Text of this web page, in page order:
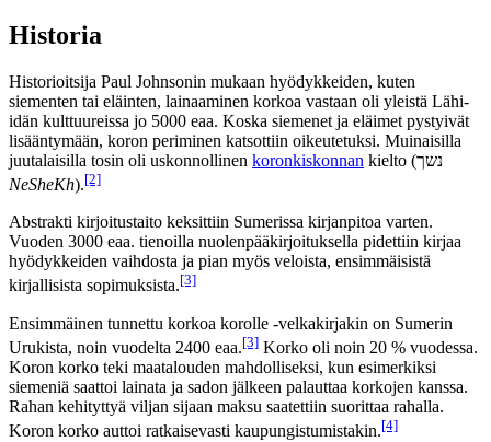
Historia
Historioitsija Paul Johnsonin mukaan hyödykkeiden, kuten
siementen tai eläinten, lainaaminen korkoa vastaan oli yleistä Lähi-
idän kulttuureissa jo 5000 eaa. Koska siemenet ja eläimet pystyivät
lisääntymään, koron periminen katsottiin oikeutetuksi. Muinaisilla
juutalaisilla tosin oli uskonnollinen koronkiskonnan
kielto (נשך
NeSheKh).[2]
Abstrakti kirjoitustaito keksittiin Sumerissa kirjanpitoa varten.
Vuoden 3000 eaa. tienoilla nuolenpääkirjoituksella pidettiin kirjaa
hyödykkeiden vaihdosta ja pian myös veloista, ensimmäisistä
kirjallisista sopimuksista.[3]
Ensimmäinen tunnettu korkoa korolle -velkakirjakin on Sumerin
Urukista, noin vuodelta 2400 eaa.[3] Korko oli noin 20 % vuodessa.
Koron korko teki maatalouden mahdolliseksi, kun esimerkiksi
siemeniä saattoi lainata ja sadon jälkeen palauttaa korkojen kanssa.
Rahan kehityttyä viljan sijaan maksu saatettiin suorittaa rahalla.
Koron korko auttoi ratkaisevasti kaupungistumistakin.[4]